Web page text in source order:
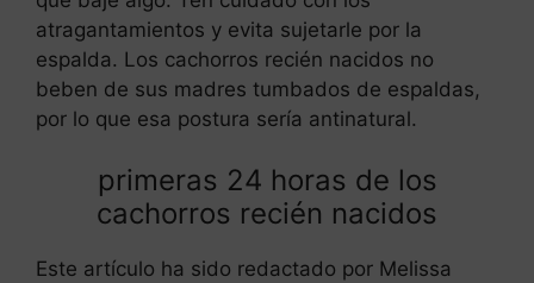
atragantamientos y evita sujetarle por la
espalda. Los cachorros recién nacidos no
beben de sus madres tumbados de espaldas,
por lo que esa postura sería antinatural.
primeras 24 horas de los
cachorros recién nacidos
Este artículo ha sido redactado por Melissa